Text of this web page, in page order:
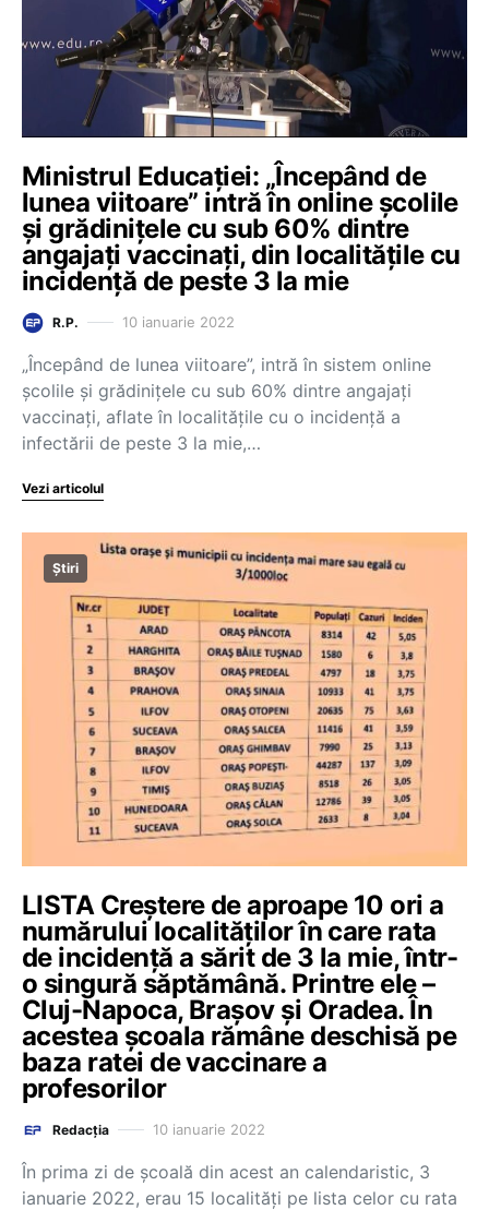
Ministrul Educației: „Începând de
lunea viitoare” intră în online școlile
și grădinițele cu sub 60% dintre
angajați vaccinați, din localitățile cu
incidență de peste 3 la mie
R.P. 10 ianuarie 2022
„Începând de lunea viitoare”, intră în sistem online
școlile și grădinițele cu sub 60% dintre angajați
vaccinați, aflate în localitățile cu o incidență a
infectării de peste 3 la mie,…
Vezi articolul
Știri
LISTA Creștere de aproape 10 ori a
numărului localităților în care rata
de incidență a sărit de 3 la mie, într-
o singură săptămână. Printre ele –
Cluj-Napoca, Brașov și Oradea. În
acestea școala rămâne deschisă pe
baza ratei de vaccinare a
profesorilor
Redacția 10 ianuarie 2022
În prima zi de școală din acest an calendaristic, 3
ianuarie 2022, erau 15 localități pe lista celor cu rata